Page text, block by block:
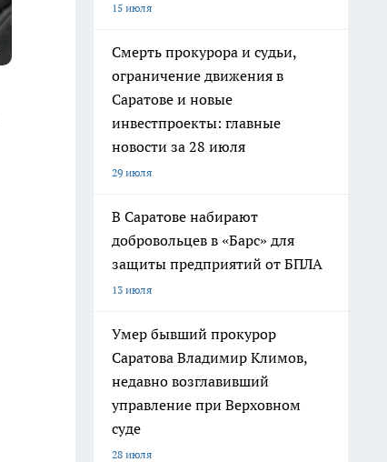
15 июля
Смерть прокурора и судьи,
ограничение движения в
Саратове и новые
инвестпроекты: главные
новости за 28 июля
29 июля
В Саратове набирают
добровольцев в «Барс» для
защиты предприятий от БПЛА
13 июля
Умер бывший прокурор
Саратова Владимир Климов,
недавно возглавивший
управление при Верховном
суде
28 июля